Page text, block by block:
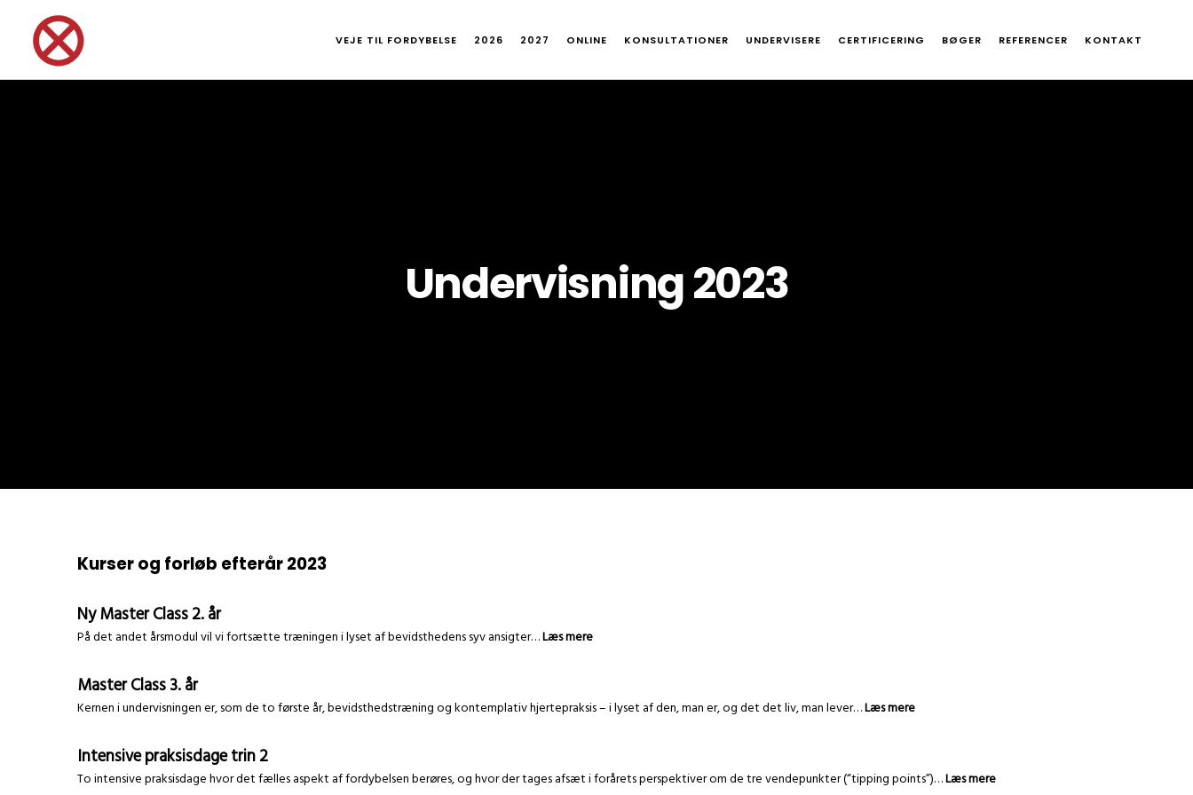
VEJE TIL FORDYBELSE 2026 2027 ONLINE KONSULTATIONER UNDERVISERE CERTIFICERING BØGER REFERENCER KONTAKT
Undervisning 2023
Kurser og forløb efterår 2023
Ny Master Class 2. år
På det andet årsmodul vil vi fortsætte træningen i lyset af bevidsthedens syv ansigter…Læs mere
Master Class 3. år
Kernen i undervisningen er, som de to første år, bevidsthedstræning og kontemplativ hjertepraksis – i lyset af den, man er, og det det liv, man lever…Læs mere
Intensive praksisdage trin 2
To intensive praksisdage hvor det fælles aspekt af fordybelsen berøres, og hvor der tages afsæt i forårets perspektiver om de tre vendepunkter (“tipping points”)…Læs mere